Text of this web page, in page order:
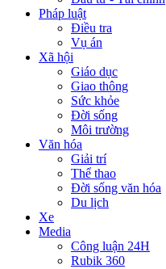
Pháp luật
Điều tra
Vụ án
Xã hội
Giáo dục
Giao thông
Sức khỏe
Đời sống
Môi trường
Văn hóa
Giải trí
Thể thao
Đời sống văn hóa
Du lịch
Xe
Media
Công luận 24H
Rubik 360